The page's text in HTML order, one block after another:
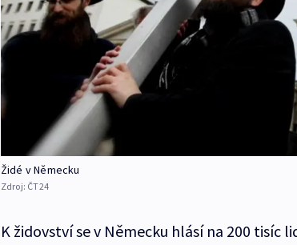
Židé v Německu
Zdroj: ČT24
K židovství se v Německu hlásí na 200 tisíc